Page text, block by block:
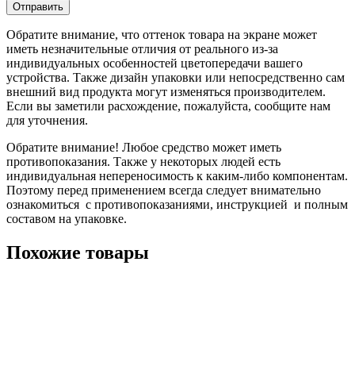
Обратите внимание, что оттенок товара на экране может
иметь незначительные отличия от реального из-за
индивидуальных особенностей цветопередачи вашего
устройства. Также дизайн упаковки или непосредственно сам
внешний вид продукта могут изменяться производителем.
Если вы заметили расхождение, пожалуйста, сообщите нам
для уточнения.
Обратите внимание! Любое средство может иметь
противопоказания. Также у некоторых людей есть
индивидуальная непереносимость к каким-либо компонентам.
Поэтому перед применением всегда следует внимательно
ознакомиться с противопоказаниями, инструкцией и полным
составом на упаковке.
Похожие товары